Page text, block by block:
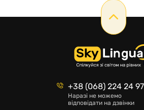
+38 (068) 224 24 97
Наразі не можемо
відповідати на дзвінки